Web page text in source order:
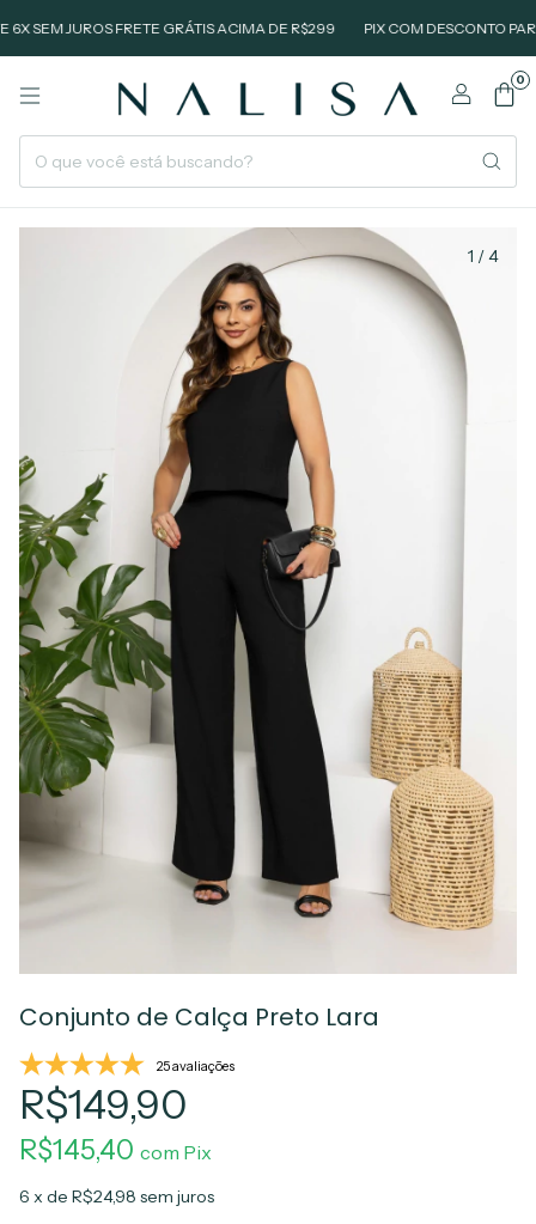
JUROS FRETE GRÁTIS ACIMA DE R$299 PIX COM DESCONTO
0
1 /4
Conjunto de Calça Preto Lara
25 avaliações
R$149,90
R$145,40 com Pix
6 x de R$24,98 sem juros